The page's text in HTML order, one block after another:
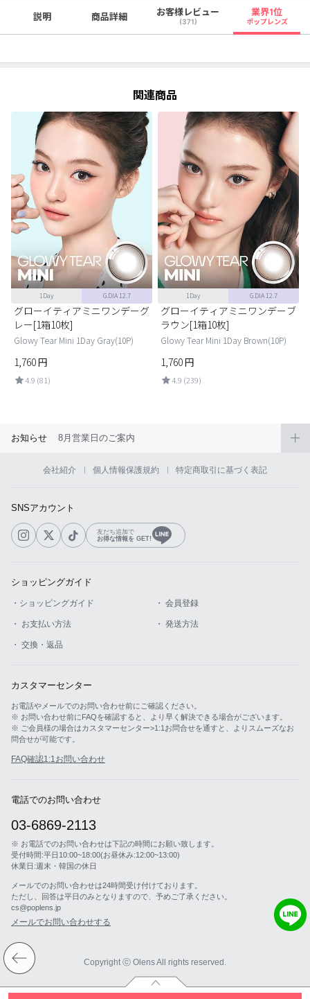
説明 商品詳細 お客様レビュー
(371)
業界1位
ポップレンズ
関連商品
1Day G.DIA 12.7
グローイティアミニワンデーグ
レー[1箱10枚]
Glowy Tear Mini 1Day Gray(10P)
1,760円
4.9 (81)
1Day G.DIA 12.7
グローイティアミニワンデーブ
ラウン[1箱10枚]
Glowy Tear Mini 1Day Brown(10P)
1,760円
4.9 (239)
お知らせ 8月営業日のご案内
会社紹介 個人情報保護規約 特定商取引に基づく表記
SNSアカウント
友だち追加で
お得な情報を GET!
ショッピングガイド
・ショッピングガイド ・ 会員登録
・ お支払い方法 ・ 発送方法
・ 交換・返品
カスタマーセンター
お電話やメールでのお問い合わせ前にご確認ください。
※ お問い合わせ前にFAQを確認すると、より早く解決できる場合がございます。
※ ご会員様の場合はカスタマーセンター>1:1お問合せを通すと、よりスムーズなお
問合せが可能です。
FAQ確認1:1お問い合わせ
電話でのお問い合わせ
03-6869-2113
※ お電話でのお問い合わせは下記の時間にお願い致します。
受付時間:平日10:00~18:00(お昼休み:12:00~13:00)
休業日:週末・韓国の休日
メールでのお問い合わせは24時間受け付けております。
ただし、回答は平日のみとなりますので、予めご了承ください。
cs@poplens.jp
メールでお問い合わせする
Copyright ⓒ Olens All rights reserved.